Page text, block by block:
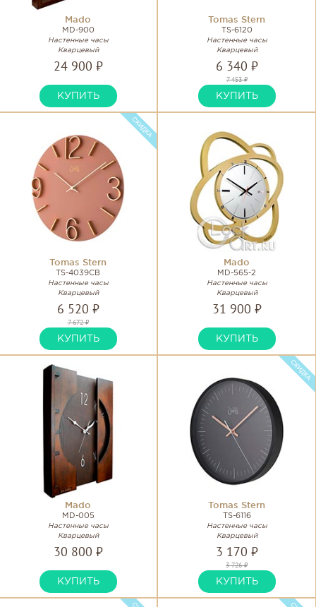
Mado
MD-900
Настенные часы
Кварцевый
24 900 ₽
КУПИТЬ
Tomas Stern
TS-6120
Настенные часы
Кварцевый
6 340 ₽
7 453 ₽
КУПИТЬ
Tomas Stern
TS-4039CB
Настенные часы
Кварцевый
6 520 ₽
7 672 ₽
КУПИТЬ
Mado
MD-565-2
Настенные часы
Кварцевый
31 900 ₽
КУПИТЬ
Mado
MD-005
Настенные часы
Кварцевый
30 800 ₽
КУПИТЬ
Tomas Stern
TS-6116
Настенные часы
Кварцевый
3 170 ₽
3 726 ₽
КУПИТЬ